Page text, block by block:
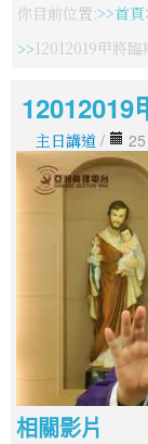
你目前位置: 首頁
12012019甲將
12012019
主日講道 /
相關影片